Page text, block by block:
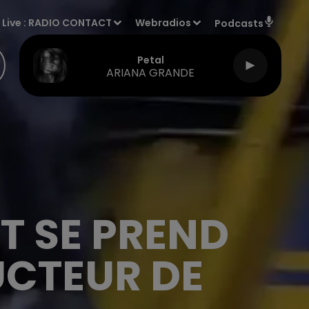
Live : RADIO CONTACT Webradios Podcasts
Petal
ARIANA GRANDE
SE PREND
DE